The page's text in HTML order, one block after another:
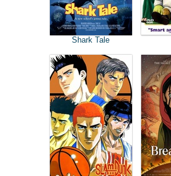
Shark Tale